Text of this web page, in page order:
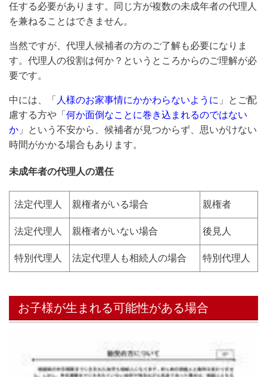
任する必要があります。同じ方が複数の未成年者の代理人
を兼ねることはできません。
当然ですが、代理人候補者の方のご了解も必要になりま
す。代理人の役割は何か？というところからのご理解が必
要です。
中には、「 人様のお家事情にかかわらないように 」とご配
慮する方や「 何か面倒なことに巻き込まれるのではない
か 」という不安から、候補者が見つからず、思いがけない
時間がかかる場合もあります。
未成年者の代理人の選任
法定代理人 親権者がいる場合 親権者
法定代理人 親権者がいない場合 後見人
特別代理人 法定代理人も相続人の場合 特別代理人
お子様が生まれる可能性がある場合